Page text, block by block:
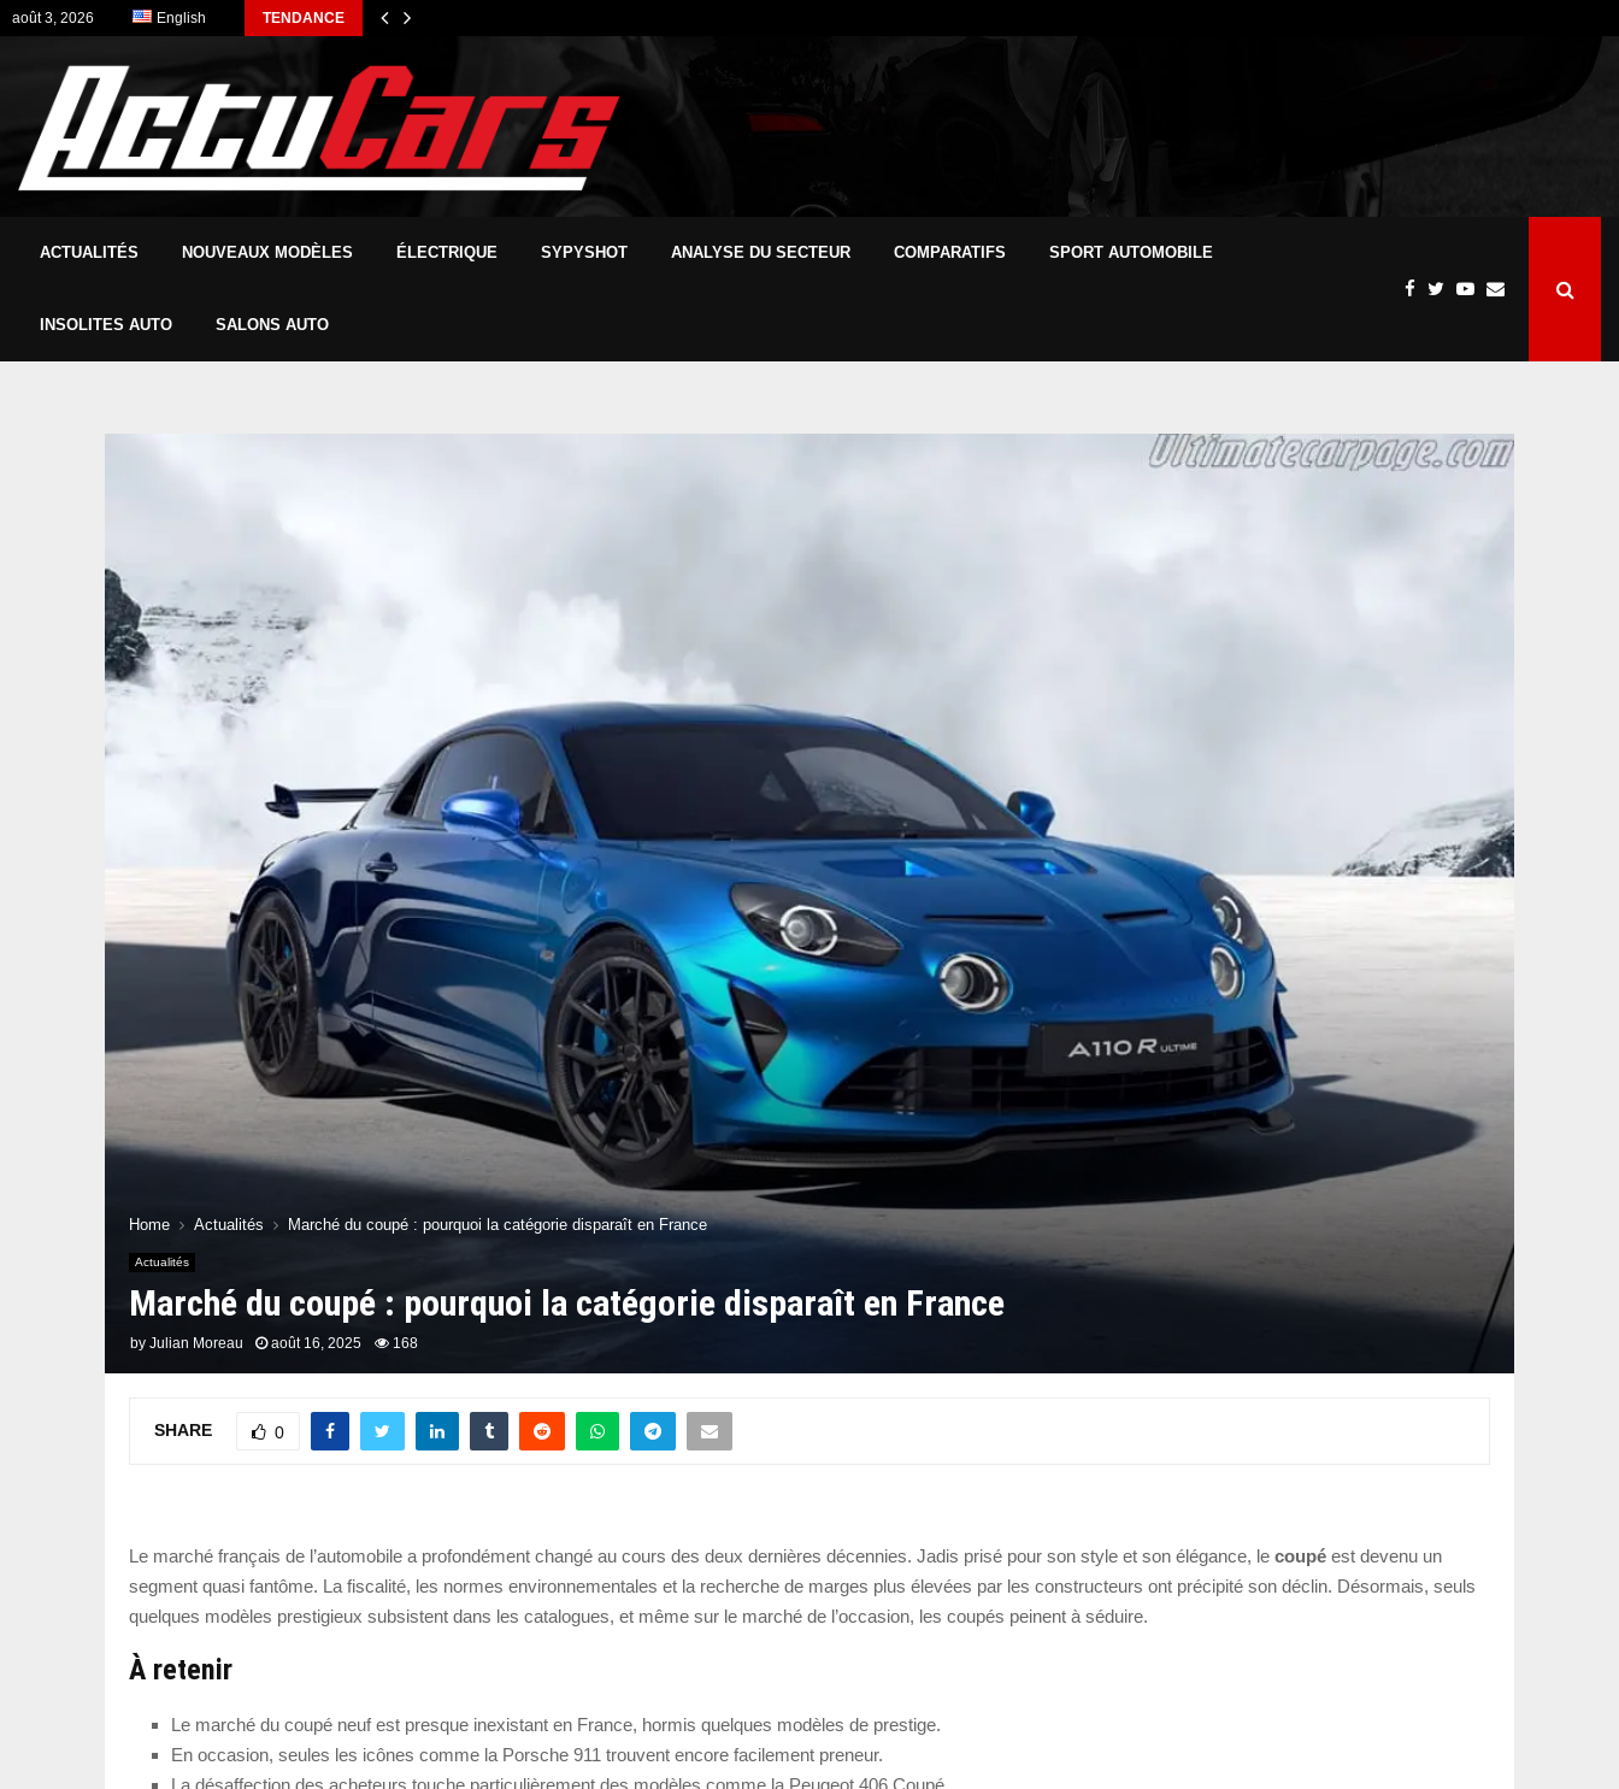
août 3, 2026 English TENDANCE
ACTUALITÉS NOUVEAUX MODÈLES ÉLECTRIQUE SYPYSHOT ANALYSE DU SECTEUR COMPARATIFS SPORT AUTOMOBILE
INSOLITES AUTO SALONS AUTO
Home Actualités Marché du coupé : pourquoi la catégorie disparaît en France
Actualités
Marché du coupé : pourquoi la catégorie disparaît en France
by Julian Moreau août 16, 2025 168
SHARE 0
Le marché français de l’automobile a profondément changé au cours des deux dernières décennies. Jadis prisé pour son style et son élégance, le coupé est devenu un
segment quasi fantôme. La fiscalité, les normes environnementales et la recherche de marges plus élevées par les constructeurs ont précipité son déclin. Désormais, seuls
quelques modèles prestigieux subsistent dans les catalogues, et même sur le marché de l’occasion, les coupés peinent à séduire.
À retenir
Le marché du coupé neuf est presque inexistant en France, hormis quelques modèles de prestige.
En occasion, seules les icônes comme la Porsche 911 trouvent encore facilement preneur.
La désaffection des acheteurs touche particulièrement des modèles comme la Peugeot 406 Coupé.